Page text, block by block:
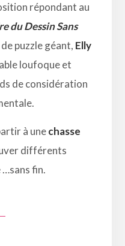
répondant au
du Dessin Sans
puzzle géant, Elly
loufoque et
de considération
à unechasse
différents
…sans fin.